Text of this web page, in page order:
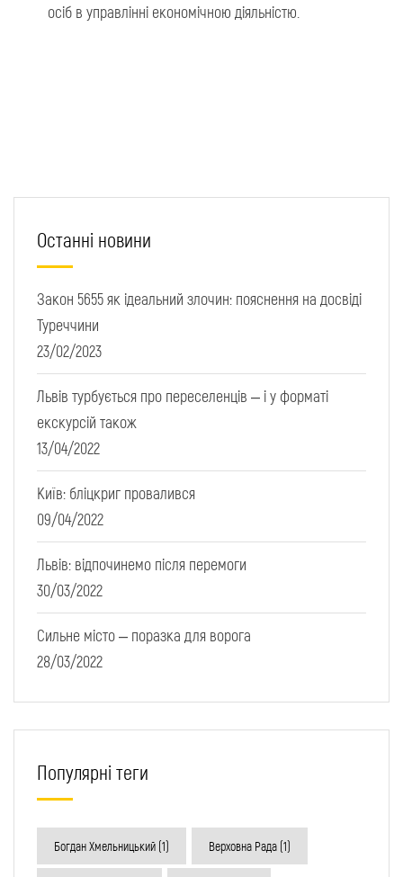
осіб в управлінні економічною діяльністю.
Останні новини
Закон 5655 як ідеальний злочин: пояснення на досвіді
Туреччини
23/02/2023
Львів турбується про переселенців – і у форматі
екскурсій також
13/04/2022
Київ: бліцкриг провалився
09/04/2022
Львів: відпочинемо після перемоги
30/03/2022
Сильне місто – поразка для ворога
28/03/2022
Популярні теги
Богдан Хмельницький (1) Верховна Рада (1)